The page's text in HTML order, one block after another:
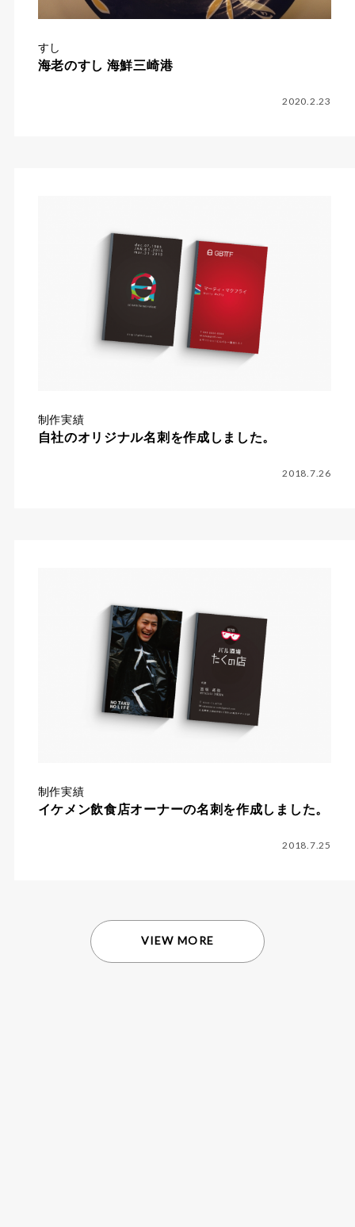
すし
海老のすし 海鮮三崎港
2020.2.23
制作実績
自社のオリジナル名刺を作成しました。
2018.7.26
制作実績
イケメン飲食店オーナーの名刺を作成しました。
2018.7.25
VIEW MORE